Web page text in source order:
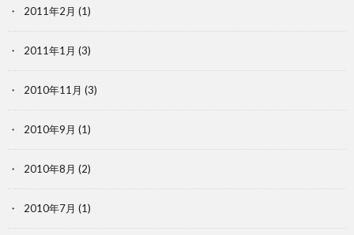
2011年2月 (1)
2011年1月 (3)
2010年11月 (3)
2010年9月 (1)
2010年8月 (2)
2010年7月 (1)